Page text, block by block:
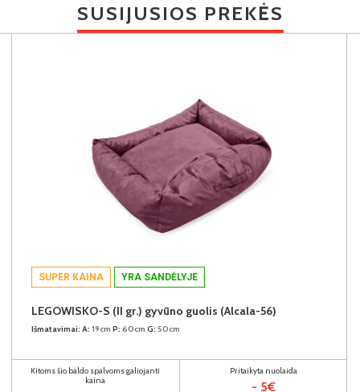
SUSIJUSIOS PREKĖS
SUPER KAINA YRA SANDĖLYJE
LEGOWISKO-S (II gr.) gyvūno guolis (Alcala-56)
Išmatavimai: A: 19cm P: 60cm G: 50cm
Kitoms šio baldo spalvoms galiojanti
kaina
Pritaikyta nuolaida
- 5€